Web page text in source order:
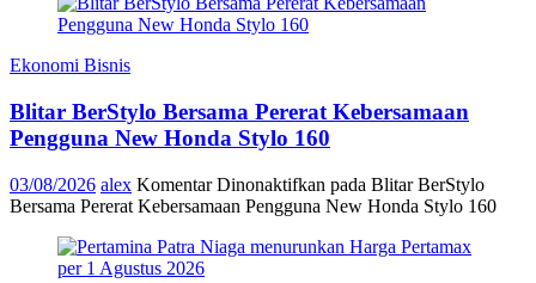
Ekonomi Bisnis
Blitar BerStylo Bersama Pererat Kebersamaan
Pengguna New Honda Stylo 160
03/08/2026 alex Komentar Dinonaktifkan pada Blitar BerStylo
Bersama Pererat Kebersamaan Pengguna New Honda Stylo 160